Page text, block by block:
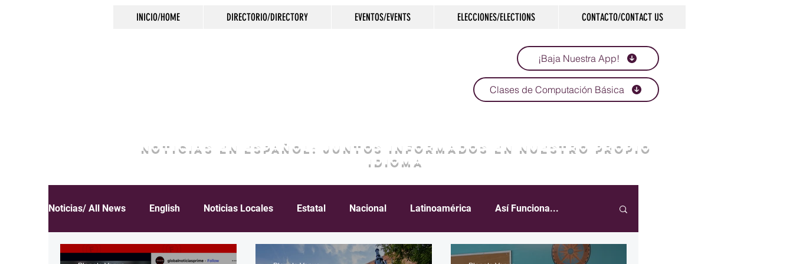
INICIO/HOME DIRECTORIO/DIRECTORY EVENTOS/EVENTS ELECCIONES/ELECTIONS CONTACTO/CONTACT US
¡Baja Nuestra App!
Clases de Computación Básica
NOTICIAS EN ESPAÑOL: JUNTOS INFORMADOS EN NUESTRO PROPIO
IDIOMA
Noticias/ All News English Noticias Locales Estatal Nacional Latinoamérica Así Funciona...
Español Educación Inmigración Crimen Negocios Salud Arte & Cultura Deportes